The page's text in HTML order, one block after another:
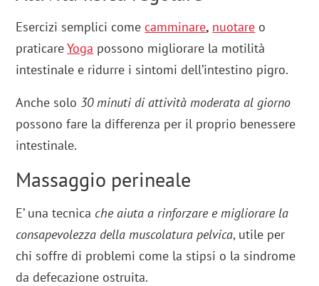
Esercizi semplici comecamminare, nuotare o
praticareYoga possono migliorare la motilità
intestinale e ridurre i sintomi dell’intestino pigro.
Anche solo 30 minuti di attività moderata al giorno
possono fare la differenza per il proprio benessere
intestinale.
Massaggio perineale
E’ una tecnica che aiuta a rinforzare e migliorare la
consapevolezza della muscolatura pelvica, utile per
chi soffre di problemi come la stipsi o la sindrome
da defecazione ostruita.